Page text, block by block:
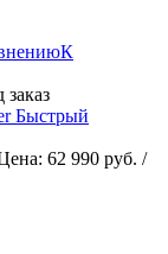
К
заказ
Быстрый
62 990 руб. /